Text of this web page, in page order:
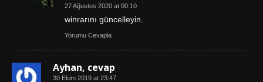
27 Ağustos 2020 at 00:10
winrarını güncelleyin.
Yorumu Cevapla
Ayhan, cevap
30 Ekim 2019 at 23:47